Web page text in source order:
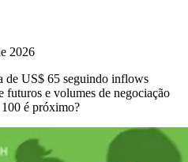
2026
de US$ 65 seguindo inflows
futuros e volumes de negociação
é próximo?